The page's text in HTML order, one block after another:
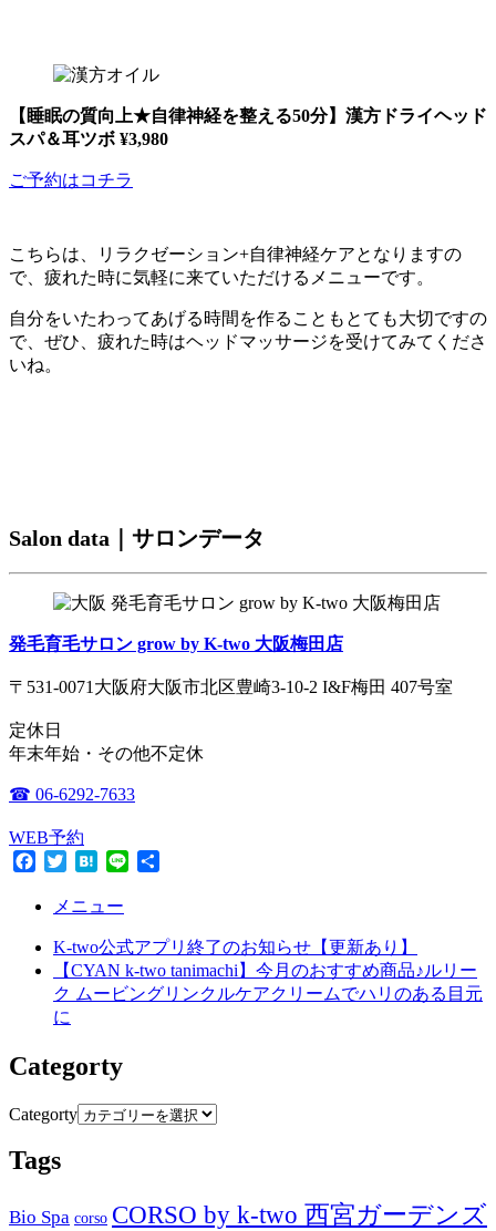
【睡眠の質向上★自律神経を整える50分】漢方ドライヘッド
スパ＆耳ツボ ¥3,980
ご予約はコチラ
こちらは、リラクゼーション+自律神経ケアとなりますの
で、疲れた時に気軽に来ていただけるメニューです。
自分をいたわってあげる時間を作ることもとても大切ですの
で、ぜひ、疲れた時はヘッドマッサージを受けてみてくださ
いね。
Salon data｜サロンデータ
発毛育毛サロン grow by K-two 大阪梅田店
〒531-0071大阪府大阪市北区豊崎3-10-2 I&F梅田 407号室
定休日
年末年始・その他不定休
☎ 06-6292-7633
WEB予約
FacebookTwitterHatenaLine
メニュー
K-two公式アプリ終了のお知らせ【更新あり】
【CYAN k-two tanimachi】今月のおすすめ商品♪ルリー
ク ムービングリンクルケアクリームでハリのある目元
に
Categorty
Categorty
Tags
Bio Spa corso CORSO by k-two 西宮ガーデンズ